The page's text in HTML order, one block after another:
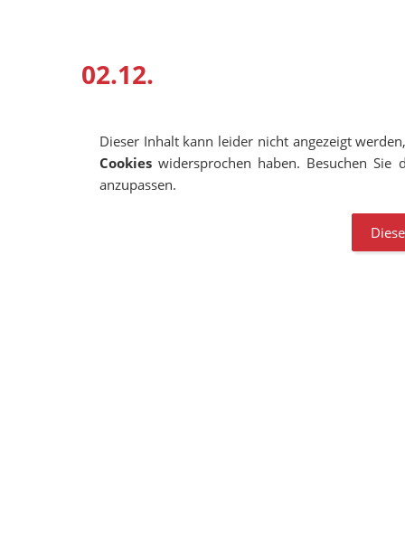
02.12.
Dieser Inhalt kann leider nicht angezeigt
Cookies widersprochen haben. Besuchen Sie
anzupassen.